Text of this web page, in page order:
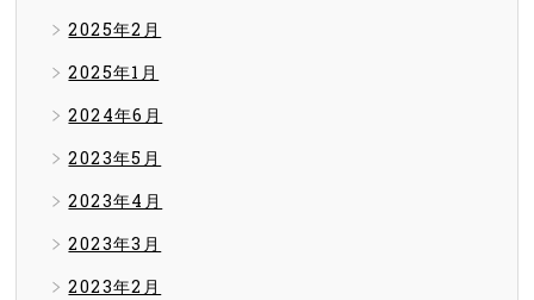
2025年2月
2025年1月
2024年6月
2023年5月
2023年4月
2023年3月
2023年2月